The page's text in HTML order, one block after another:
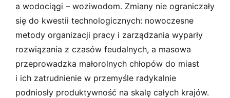
a wodociągi – woziwodom. Zmiany nie ograniczały
się do kwestii technologicznych: nowoczesne
metody organizacji pracy i zarządzania wyparły
rozwiązania z czasów feudalnych, a masowa
przeprowadzka małorolnych chłopów do miast
i ich zatrudnienie w przemyśle radykalnie
podniosły produktywność na skalę całych krajów.